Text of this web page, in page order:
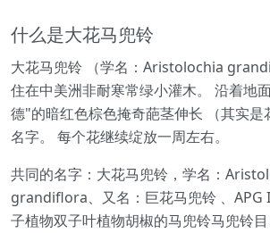
什么是大花马兜铃
大花马兜铃 （学名：Aristolochia
住在中美洲非耐寒常绿小灌木。 沿着地
德"的暗红色棕色掩奇葩茎伸长 （其实是
名字。 每个花继续绽放一周左右。
共同的名字：大花马兜铃，学名：
grandiflora、又名：巨花马兜铃 、APG
子植物双子叶植物胡椒的马兜铃马兜铃目